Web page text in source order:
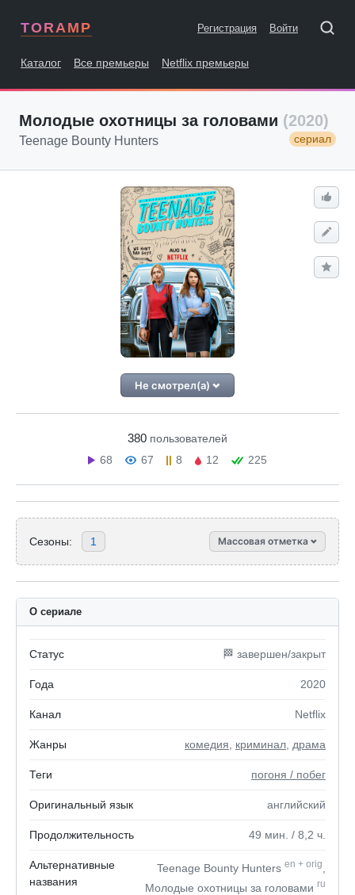
TORAMP Регистрация Войти
Каталог Все премьеры Netflix премьеры
Молодые охотницы за головами (2020)
сериал
Teenage Bounty Hunters
Не смотрел(а)
380 пользователей
68
67 8 12 225
Сезоны: 1 Массовая отметка
О сериале
Статус 🏁 завершен/закрыт
Года 2020
Канал Netflix
Жанры комедия криминал драма
Теги погоня / побег
Оригинальный язык английский
Продолжительность 49 мин. / 8,2 ч.
Альтернативные
названия
Teenage Bounty Hunters en + orig
Молодые охотницы за головами ru